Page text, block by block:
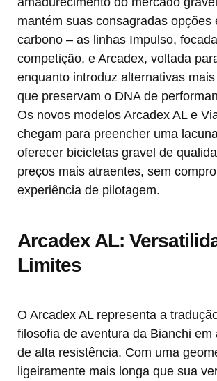
mantém suas consagradas opções
carbono – as linhas Impulso,
competição, e Arcadex, voltada
enquanto introduz alternativas
que preservam o DNA de
Os novos modelos Arcadex AL e
chegam para preencher uma
oferecer bicicletas gravel de
preços mais atraentes, sem
experiência de pilotagem.
Arcadex AL:
Limites
O Arcadex AL representa a
filosofia de aventura da Bianchi em
de alta resistência. Com uma
ligeiramente mais longa que sua